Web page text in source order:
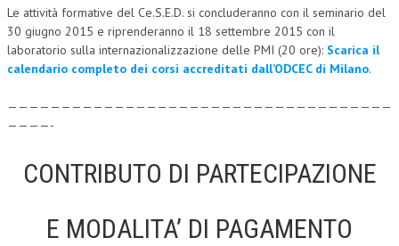
CRIMINOLOGIA TRIBUTARIA
CFC E PARADISI FISCALI
TRIBUTARIA
GIURISPRUDENZA
Le attività formative del Ce.S.E.D. si concluderanno con il seminario del
30 giugno 2015 e riprenderanno il 18 settembre 2015 con il
laboratorio sulla internazionalizzazione delle PMI (20 ore): Scarica il
calendario completo dei corsi accreditati dall’ODCEC di Milano.
————————————————————————————————————
————-
CONTRIBUTO DI PARTECIPAZIONE
E MODALITA’ DI PAGAMENTO